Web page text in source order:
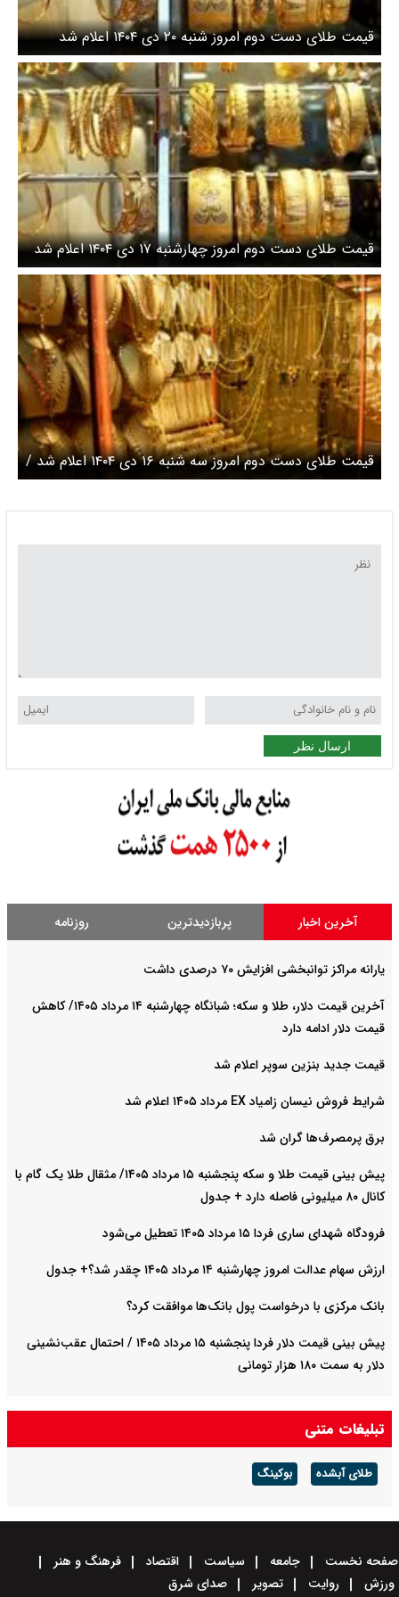
قیمت طلای دست دوم امروز شنبه ۲۰ دی ۱۴۰۴ اعلام شد
قیمت طلای دست دوم امروز چهارشنبه ۱۷ دی ۱۴۰۴ اعلام شد
/ طلا بیش از ۴۰۰ هزار تومان گران شد
قیمت طلای دست دوم امروز سه شنبه ۱۶ دی ۱۴۰۴ اعلام شد /
افزایش میلیونی قیمت طلا
ارسال نظر
آخرین اخبار پربازدیدترین روزنامه
یارانه مراکز توانبخشی افزایش ۷۰ درصدی داشت
آخرین قیمت دلار، طلا و سکه؛ شبانگاه چهارشنبه ۱۴ مرداد ۱۴۰۵/ کاهش
قیمت دلار ادامه دارد
قیمت جدید بنزین سوپر اعلام شد
شرایط فروش نیسان زامیاد EX مرداد ۱۴۰۵ اعلام شد
برق پرمصرف‌ها گران شد
پیش‌ بینی قیمت طلا و سکه پنجشنبه ۱۵ مرداد ۱۴۰۵/ مثقال طلا یک گام با
کانال ۸۰ میلیونی فاصله دارد + جدول
فرودگاه شهدای ساری فردا ۱۵ مرداد ۱۴۰۵ تعطیل می‌شود
ارزش سهام عدالت امروز چهارشنبه ۱۴ مرداد ۱۴۰۵ چقدر شد؟+ جدول
بانک مرکزی با درخواست پول بانک‌ها موافقت کرد؟
پیش بینی قیمت دلار فردا پنجشنبه ۱۵ مرداد ۱۴۰۵ / احتمال عقب‌نشینی
دلار به سمت ۱۸۰ هزار تومانی
تبلیغات متنی
طلای آبشده بوکینگ
صفحه نخست جامعه سیاست اقتصاد
فرهنگ و هنر
ورزش
روایت تصویر صدای شرق